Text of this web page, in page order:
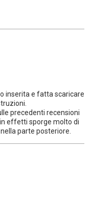
inserita e fatta scaricare
precedenti recensioni
effetti sporge molto di
parte posteriore.